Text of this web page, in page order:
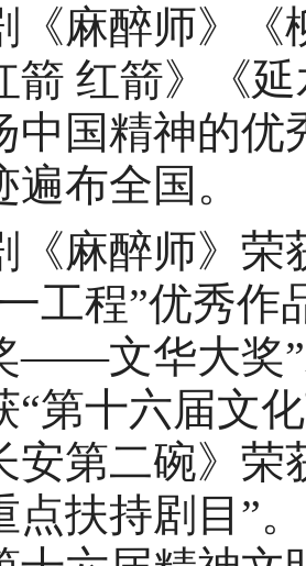
《麻醉师》
箭 红箭》《
中国精神的优
布全国。
醉师》荣
工程”优秀作
——文华大奖
“第十六届文
安第二碗》荣
点扶持剧目”